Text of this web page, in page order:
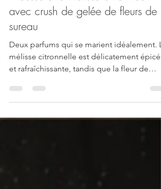
Mousse à la mélisse citronnée
avec crush de gelée de fleurs de
sureau
Deux parfums qui se marient idéalement.
mélisse citronnelle est délicatement épicée
et rafraîchissante, tandis que la fleur de
sureau...